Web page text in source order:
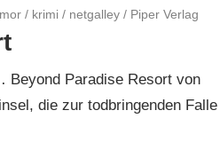
/ krimi / netgalley / Piper Verlag
Beyond Paradise Resort von
die zur todbringenden Falle